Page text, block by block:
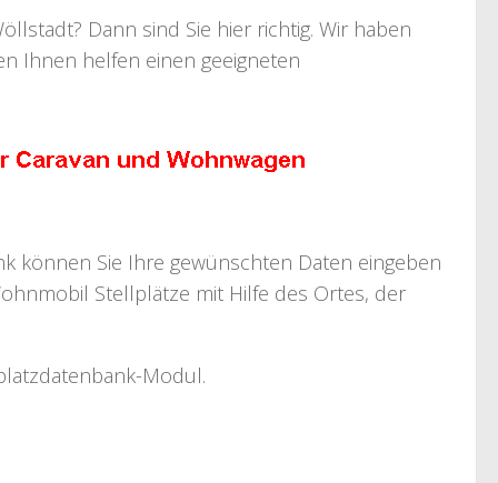
Dann sind Sie hier richtig. Wir haben
Ihnen helfen einen geeigneten
können Sie Ihre gewünschten Daten eingeben
Stellplätze mit Hilfe des Ortes, der
Modul.